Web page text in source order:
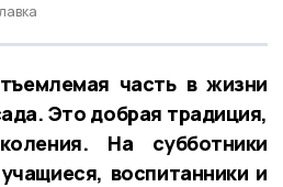
часть в жизни
Это добрая традиция,
На субботники
воспитанники и